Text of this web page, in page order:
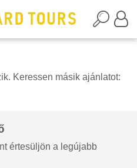
Keressen másik ajánlatot:
értesüljön a legújabb